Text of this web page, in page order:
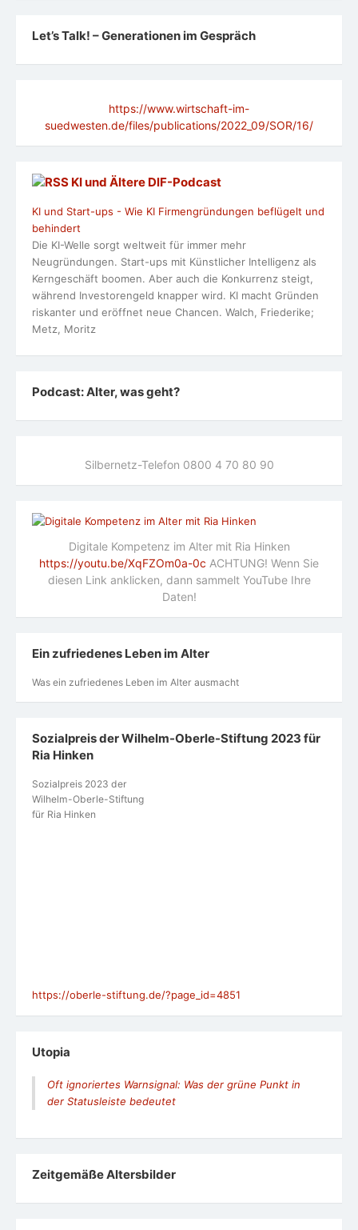
Let’s Talk! – Generationen im Gespräch
https://www.wirtschaft-im-
suedwesten.de/files/publications/2022_09/SOR/16/
KI und Ältere DlF-Podcast
KI und Start-ups - Wie KI Firmengründungen beflügelt und
behindert
Die KI-Welle sorgt weltweit für immer mehr
Neugründungen. Start-ups mit Künstlicher Intelligenz als
Kerngeschäft boomen. Aber auch die Konkurrenz steigt,
während Investorengeld knapper wird. KI macht Gründen
riskanter und eröffnet neue Chancen. Walch, Friederike;
Metz, Moritz
Podcast: Alter, was geht?
Silbernetz-Telefon 0800 4 70 80 90
Digitale Kompetenz im Alter mit Ria Hinken
https://youtu.be/XqFZOm0a-0c ACHTUNG! Wenn Sie
diesen Link anklicken, dann sammelt YouTube Ihre
Daten!
Ein zufriedenes Leben im Alter
Was ein zufriedenes Leben im Alter ausmacht
Sozialpreis der Wilhelm-Oberle-Stiftung 2023 für
Ria Hinken
Sozialpreis 2023 der
Wilhelm-Oberle-Stiftung
für Ria Hinken
https://oberle-stiftung.de/?page_id=4851
Utopia
Oft ignoriertes Warnsignal: Was der grüne Punkt in
der Statusleiste bedeutet
Zeit­ge­mäße Alters­bil­der